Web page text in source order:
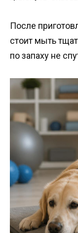
После
стоит мыть
по запаху не